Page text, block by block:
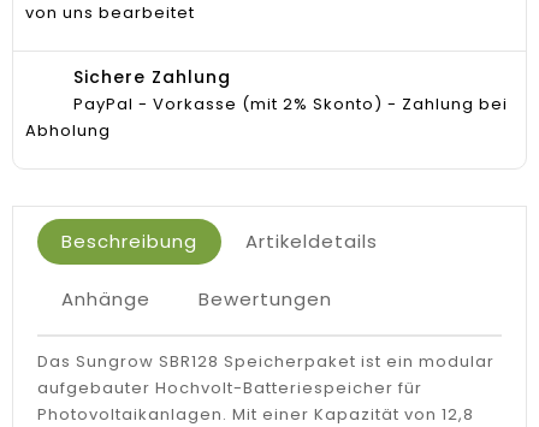
von uns bearbeitet
Sichere Zahlung
PayPal - Vorkasse (mit 2% Skonto) - Zahlung bei
Abholung
Beschreibung Artikeldetails
Anhänge Bewertungen
Das Sungrow SBR128 Speicherpaket ist ein modular
aufgebauter Hochvolt-Batteriespeicher für
Photovoltaikanlagen. Mit einer Kapazität von 12,8